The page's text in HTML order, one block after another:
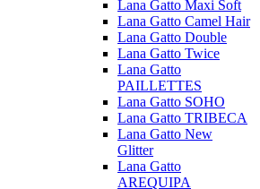
Lana Gatto Maxi Soft
Lana Gatto Camel Hair
Lana Gatto Double
Lana Gatto Twice
Lana Gatto
PAILLETTES
Lana Gatto SOHO
Lana Gatto TRIBECA
Lana Gatto New
Glitter
Lana Gatto
AREQUIPA